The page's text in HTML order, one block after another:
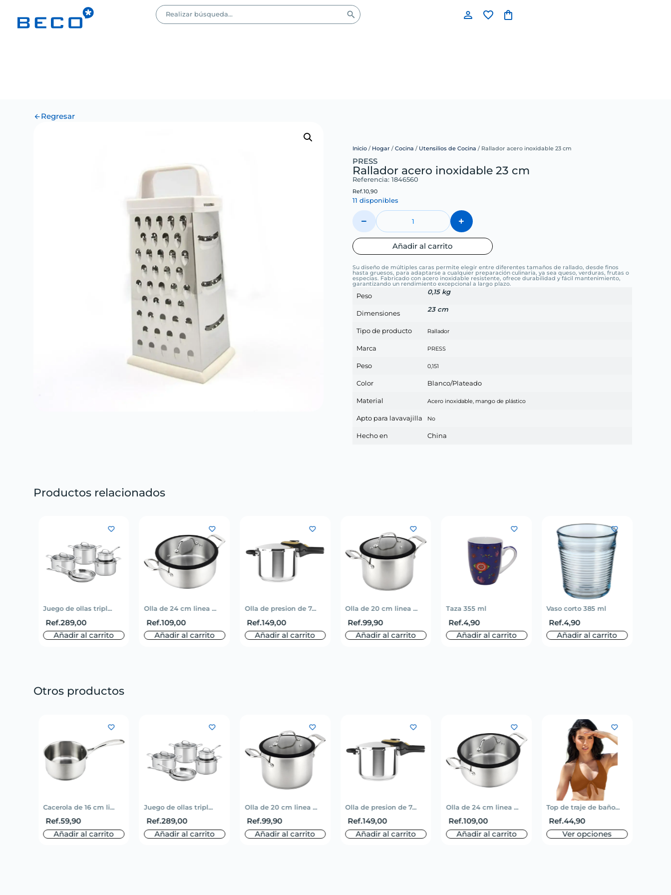
Regresar
Inicio / Hogar /Cocina / Utensilios de Cocina / Rallador acero inoxidable 23 cm
PRESS
Rallador acero inoxidable 23 cm
Referencia: 1846560
Ref.10,90
11 disponibles
Añadir al carrito
Su diseño de múltiples caras permite elegir entre diferentes tamaños de rallado, desde finos
hasta gruesos, para adaptarse a cualquier preparación culinaria, ya sea queso, verduras, frutas o
especias. Fabricado con acero inoxidable resistente, ofrece durabilidad y fácil mantenimiento,
garantizando un rendimiento excepcional a largo plazo.
Peso 0,15 kg
Dimensiones 23 cm
Tipo de producto Rallador
Marca PRESS
Peso 0,151
Color Blanco/Plateado
Material Acero inoxidable, mango de plástico
Apto para lavavajilla No
Hecho en China
Productos relacionados
Juego de ollas tripl...
Ref.289,00
Añadir al carrito
Olla de 24 cm linea ...
Ref.109,00
Añadir al carrito
Olla de presion de 7...
Ref.149,00
Añadir al carrito
Olla de 20 cm linea ...
Ref.99,90
Añadir al carrito
Taza 355 ml
Ref.4,90
Añadir al carrito
Vaso corto 385 ml
Ref.4,90
Añadir al carrito
Otros productos
Cacerola de 16 cm li...
Ref.59,90
Añadir al carrito
Juego de ollas tripl...
Ref.289,00
Añadir al carrito
Olla de 20 cm linea ...
Ref.99,90
Añadir al carrito
Olla de presion de 7...
Ref.149,00
Añadir al carrito
Olla de 24 cm linea ...
Ref.109,00
Añadir al carrito
Top de traje de baño...
Ref.44,90
Ver opciones